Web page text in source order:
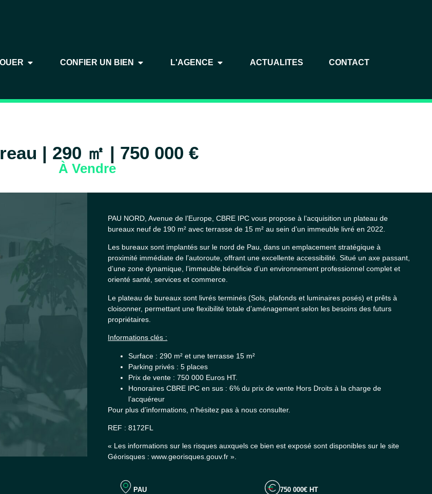
CONFIER UN BIEN L'AGENCE ACTUALITES CONTACT
| 290 ㎡ | 750 000 €
À Vendre
PAU NORD, Avenue de l’Europe, CBRE IPC vous propose à l’acquisition un plateau de
bureaux neuf de 190 m² avec terrasse de 15 m² au sein d’un immeuble livré en 2022.
Les bureaux sont implantés sur le nord de Pau, dans un emplacement stratégique à
proximité immédiate de l’autoroute, offrant une excellente accessibilité. Situé un axe passant,
d’une zone dynamique, l’immeuble bénéficie d’un environnement professionnel complet et
orienté santé, services et commerce.
Le plateau de bureaux sont livrés terminés (Sols, plafonds et luminaires posés) et prêts à
cloisonner, permettant une flexibilité totale d’aménagement selon les besoins des futurs
propriétaires.
Informations clés :
Surface : 290 m² et une terrasse 15 m²
Parking privés : 5 places
Prix de vente : 750 000 Euros HT.
Honoraires CBRE IPC en sus : 6% du prix de vente Hors Droits à la charge de
l’acquéreur
Pour plus d’informations, n’hésitez pas à nous consulter.
REF : 8172FL
« Les informations sur les risques auxquels ce bien est exposé sont disponibles sur le site
Géorisques : www.georisques.gouv.fr ».
PAU 750 000€ HT